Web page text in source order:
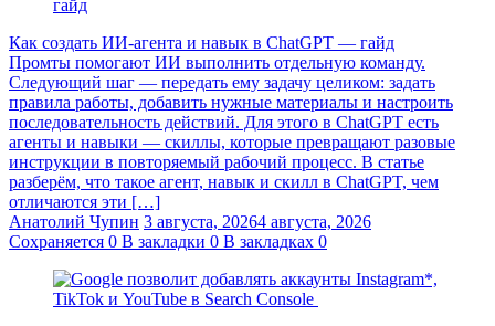
Как создать ИИ-агента и навык в ChatGPT — гайд
Промты помогают ИИ выполнить отдельную команду.
Следующий шаг — передать ему задачу целиком: задать
правила работы, добавить нужные материалы и настроить
последовательность действий. Для этого в ChatGPT есть
агенты и навыки — скиллы, которые превращают разовые
инструкции в повторяемый рабочий процесс. В статье
разберём, что такое агент, навык и скилл в ChatGPT, чем
отличаются эти […]
Анатолий Чупин 3 августа, 20264 августа, 2026
Сохраняется 0 В закладки 0 В закладках 0